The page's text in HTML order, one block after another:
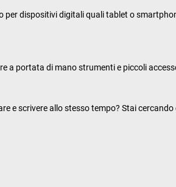
dispositivi digitali quali tablet o
a portata di mano strumenti e piccoli
e scrivere allo stesso tempo? Stai